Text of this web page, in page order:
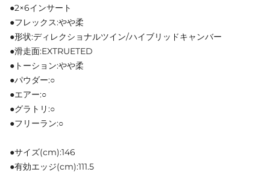
●2×6インサート
●フレックス:やや柔
●形状:ディレクショナルツイン/ハイブリッドキャンバー
●滑走面:EXTRUETED
●トーション:やや柔
●パウダー:○
●エアー:○
●グラトリ:○
●フリーラン:○
●サイズ(cm):146
●有効エッジ(cm):111.5